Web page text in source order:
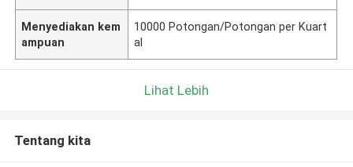
Menyediakan kem
ampuan
10000 Potongan/Potongan per Kuart
al
Lihat Lebih
Tentang kita